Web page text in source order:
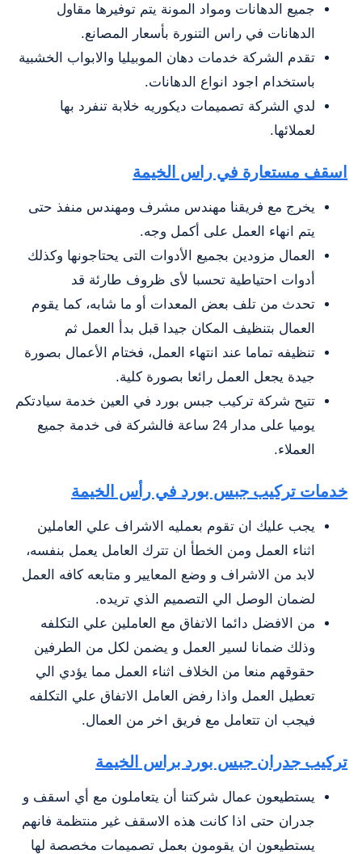
جميع الدهانات ومواد المونة يتم توفيرها مقاول
الدهانات في راس التنورة بأسعار المصانع.
تقدم الشركة خدمات دهان الموبيليا والابواب الخشبية
باستخدام اجود انواع الدهانات.
لدي الشركة تصميمات ديكوريه خلابة تنفرد بها
لعملائها.
اسقف مستعارة في راس الخيمة
يخرج مع فريقنا مهندس مشرف ومهندس منفذ حتى
يتم انهاء العمل على أكمل وجه.
العمال مزودين بجميع الأدوات التى يحتاجونها وكذلك
أدوات احتياطية تحسبا لأى ظروف طارئة قد
تحدث من تلف بعض المعدات أو ما شابه، كما يقوم
العمال بتنظيف المكان جيدا قبل بدأ العمل ثم
تنظيفه تماما عند انتهاء العمل، فختام الأعمال بصورة
جيدة يجعل العمل رائعا بصورة كلية.
تتيح شركة تركيب جبس بورد في العين خدمة سيادتكم
يوميا على مدار 24 ساعة فالشركة فى خدمة جميع
العملاء.
خدمات تركيب جبس بورد في رأس الخيمة
يجب عليك ان تقوم بعمليه الاشراف علي العاملين
اثناء العمل ومن الخطأ ان تترك العامل يعمل بنفسه،
لابد من الاشراف و وضع المعايير و متابعه كافه العمل
لضمان الوصل الي التصميم الذي تريده.
من الافضل دائما الاتفاق مع العاملين علي التكلفه
وذلك ضمانا لسير العمل و يضمن لكل من الطرفين
حقوقهم منعا من الخلاف اثناء العمل مما يؤدي الي
تعطيل العمل واذا رفض العامل الاتفاق علي التكلفه
فيجب ان تتعامل مع فريق اخر من العمال.
تركيب جدران جبس بورد براس الخيمة
يستطيعون عمال شركتنا أن يتعاملون مع أي اسقف و
جدران حتى اذا كانت هذه الاسقف غير منتظمة فانهم
يستطيعون ان يقومون بعمل تصميمات مخصصة لها